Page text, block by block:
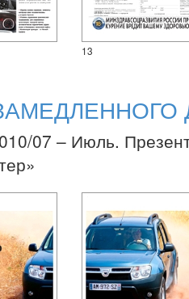
13
07 – Июль.